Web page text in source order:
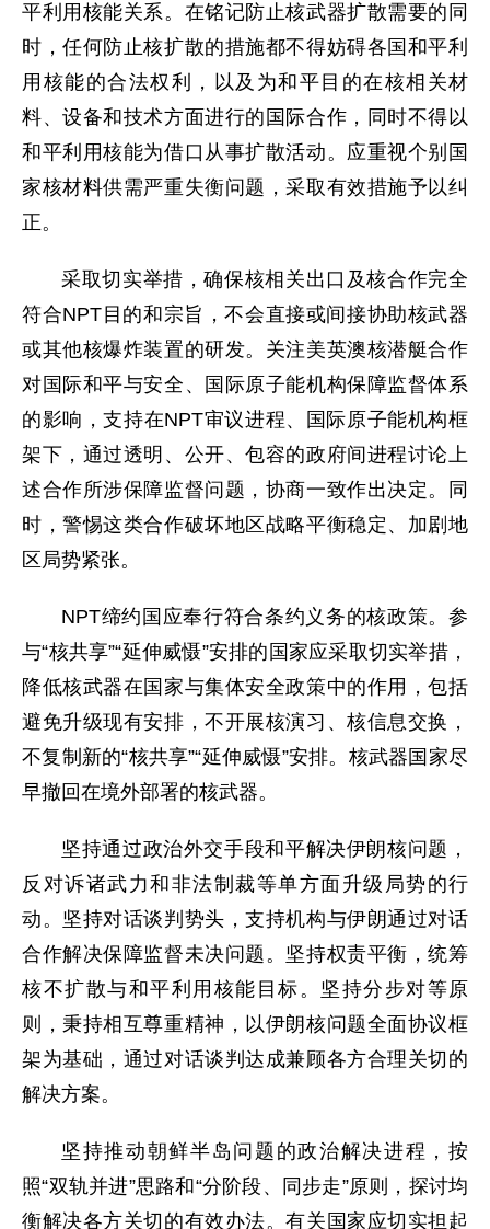
平利用核能关系。在铭记防止核武器扩散需要的同
时，任何防止核扩散的措施都不得妨碍各国和平利
用核能的合法权利，以及为和平目的在核相关材
料、设备和技术方面进行的国际合作，同时不得以
和平利用核能为借口从事扩散活动。应重视个别国
家核材料供需严重失衡问题，采取有效措施予以纠
正。
采取切实举措，确保核相关出口及核合作完全
符合NPT目的和宗旨，不会直接或间接协助核武器
或其他核爆炸装置的研发。关注美英澳核潜艇合作
对国际和平与安全、国际原子能机构保障监督体系
的影响，支持在NPT审议进程、国际原子能机构框
架下，通过透明、公开、包容的政府间进程讨论上
述合作所涉保障监督问题，协商一致作出决定。同
时，警惕这类合作破坏地区战略平衡稳定、加剧地
区局势紧张。
NPT缔约国应奉行符合条约义务的核政策。参
与“核共享”“延伸威慑”安排的国家应采取切实举措，
降低核武器在国家与集体安全政策中的作用，包括
避免升级现有安排，不开展核演习、核信息交换，
不复制新的“核共享”“延伸威慑”安排。核武器国家尽
早撤回在境外部署的核武器。
坚持通过政治外交手段和平解决伊朗核问题，
反对诉诸武力和非法制裁等单方面升级局势的行
动。坚持对话谈判势头，支持机构与伊朗通过对话
合作解决保障监督未决问题。坚持权责平衡，统筹
核不扩散与和平利用核能目标。坚持分步对等原
则，秉持相互尊重精神，以伊朗核问题全面协议框
架为基础，通过对话谈判达成兼顾各方合理关切的
解决方案。
坚持推动朝鲜半岛问题的政治解决进程，按
照“双轨并进”思路和“分阶段、同步走”原则，探讨均
衡解决各方关切的有效办法。有关国家应切实担起